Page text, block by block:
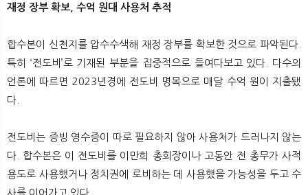
재정 장부 확보, 수억 원대 사용처 추적
합수본이 신천지를 압수수색해 재정 장부를 확보한 것으로 파악된다.
특히 ‘전도비’로 기재된 부분을 집중적으로 들여다보고 있다. 다수의
언론에 따르면 2023년경에 전도비 명목으로 매달 수억 원이 지출됐
다.
전도비는 증빙 영수증이 따로 필요하지 않아 사용처가 드러나지 않는
다. 합수본은 이 전도비를 이만희 총회장이나 고동안 전 총무가 사적
용도로 사용했거나 정치권에 로비하는 데 사용했을 가능성을 두고 수
사를 이어가고 있다.